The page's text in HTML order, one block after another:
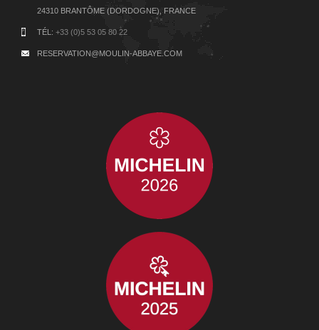
24310 BRANTÔME (DORDOGNE), FRANCE
TÉL: +33 (0)5 53 05 80 22
RESERVATION@MOULIN-ABBAYE.COM